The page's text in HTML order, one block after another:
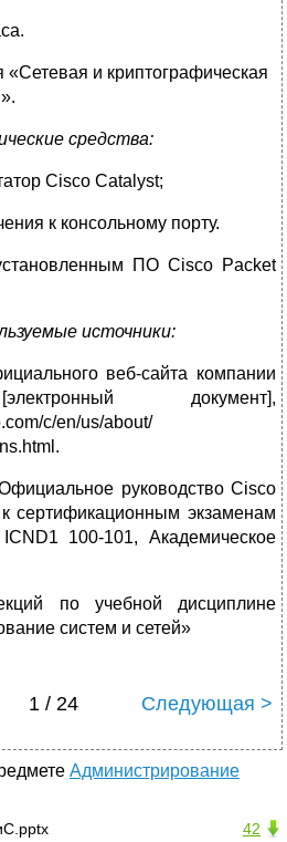
«Сетевая и криптографическая
средства:
Cisco Catalyst;
к консольному порту.
ПО Cisco Packet
источники:
веб-сайта компании
документ],
c/en/us/about/
руководство Cisco
сертификационным экзаменам
100-101, Академическое
по учебной дисциплине
систем и сетей»
1 / 24 Следующая >
Администрирование
42